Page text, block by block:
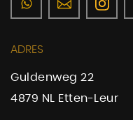
ADRES
Guldenweg 22
4879 NL Etten-Leur